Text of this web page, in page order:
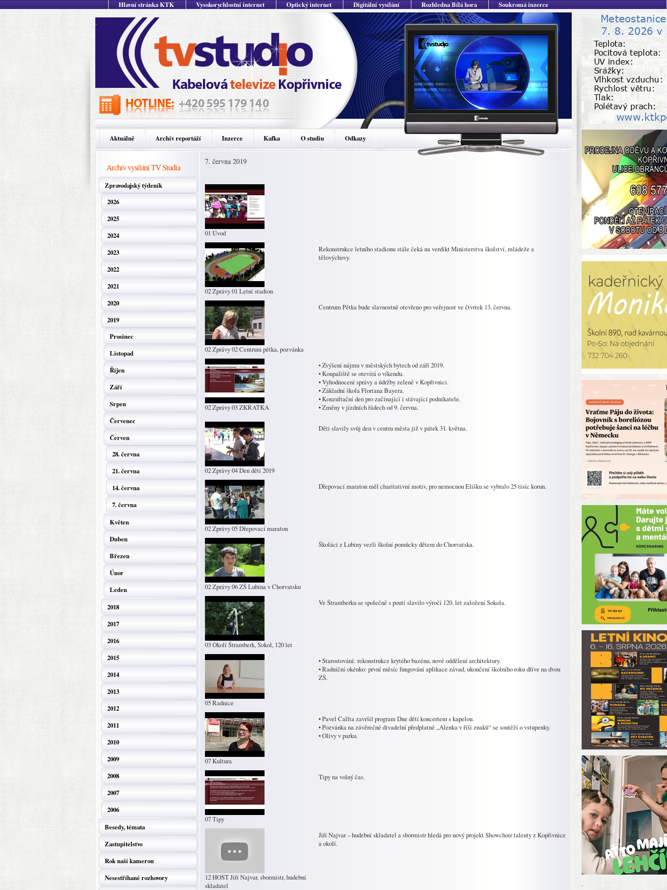
Hlavní stránka KTK Vysokorychlostní internet Optický internet Digitální vysílání Rozhledna Bílá hora Soukromá inzerce
Aktuálně Archív reportáží Inzerce Kafka O studiu Odkazy
Archív vysílání TV Studia
Zpravodajský týdeník
2026
2025
2024
2023
2022
2021
2020
2019
Prosinec
Listopad
Říjen
Září
Srpen
Červenec
Červen
28. června
21. června
14. června
7. června
Květen
Duben
Březen
Únor
Leden
2018
2017
2016
2015
2014
2013
2012
2011
2010
2009
2008
2007
2006
Besedy, témata
Zastupitelstvo
Rok naší kamerou
Nesestříhané rozhovory
7. června 2019
01 Úvod
02 Zprávy 01 Letní stadion
Rekonstrukce letního stadionu stále čeká na verdikt Ministerstva školství, mládeže a
tělovýchovy.
02 Zprávy 02 Centrum pětka, pozvánka
Centrum Pětka bude slavnostně otevřeno pro veřejnost ve čtvrtek 13. června.
02 Zprávy 03 ZKRATKA
• Zvýšení nájmu v městských bytech od září 2019.
• Koupaliště se otevírá o víkendu.
• Vyhodnocení správy a údržby zeleně v Kopřivnici.
• Základní škola Floriana Bayera.
• Konzultační den pro začínající i stávající podnikatele.
• Změny v jízdních řádech od 9. června.
02 Zprávy 04 Den dětí 2019
Děti slavily svůj den v centru města již v pátek 31. května.
02 Zprávy 05 Dřepovací maraton
Dřepovací maraton měl charitativní motiv, pro nemocnou Elišku se vybralo 25 tisíc korun.
02 Zprávy 06 ZŠ Lubina v Chorvatsku
Školáci z Lubiny vezli školní pomůcky dětem do Chorvatska.
03 Okolí Štramberk, Sokol, 120 let
Ve Štramberku se společně s poutí slavilo výročí 120. let založení Sokola.
05 Radnice
• Starostování: rekonstrukce krytého bazénu, nové oddělení architektury.
• Radniční okénko: první měsíc fungování aplikace závad, ukončení školního roku dříve na dvou
ZŠ.
07 Kultura
• Pavel Callta završil program Dne dětí koncertem s kapelou.
• Pozvánka na závěrečné divadelní předplatné „Alenka v říši znaků“ se soutěží o vstupenky.
• Olivy v parku.
07 Tipy
Tipy na volný čas.
12 HOST Jiří Najvar, sbormistr, hudební
skladatel
Jiří Najvar – hudební skladatel a sbormistr hledá pro nový projekt Showchoir talenty z Kopřivnice
a okolí.
.